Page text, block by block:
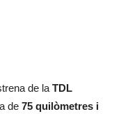
de la TDL
de 75 quilòmetres i